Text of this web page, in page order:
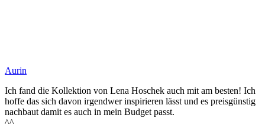
Aurin
Ich fand die Kollektion von Lena Hoschek auch mit am besten! Ich
hoffe das sich davon irgendwer inspirieren lässt und es preisgünstig
nachbaut damit es auch in mein Budget passt.
^^